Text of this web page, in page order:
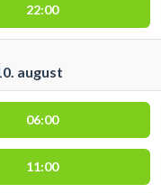
22:00
august
06:00
11:00